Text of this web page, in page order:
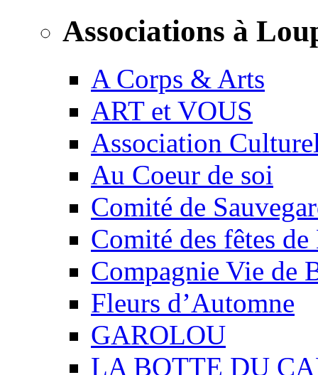
Associations à
A Corps & Arts
ART et VOUS
Association
Au Coeur de soi
Comité de
Comité des fêtes
Compagnie Vie de
Fleurs d’Automne
GAROLOU
LA BOTTE DU